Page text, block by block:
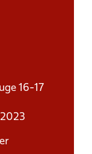
16-17
2023